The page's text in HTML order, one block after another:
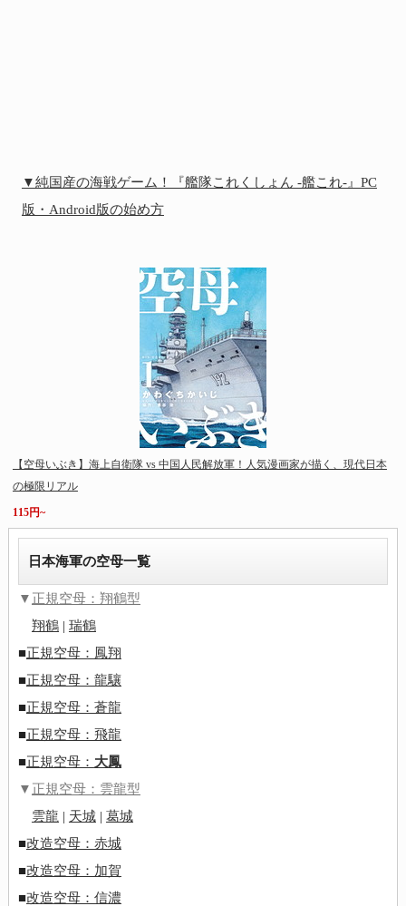
▼純国産の海戦ゲーム！『艦隊これくしょん -艦これ-』PC
版・Android版の始め方
【空母いぶき】海上自衛隊 vs 中国人民解放軍！人気漫画家が描く、現代日本
の極限リアル
115円~
日本海軍の空母一覧
▼ 正規空母：翔鶴型
翔鶴| 瑞鶴
■正規空母：鳳翔
■正規空母：龍驤
■正規空母：蒼龍
■正規空母：飛龍
■正規空母： 大鳳
▼ 正規空母：雲龍型
雲龍 | 天城| 葛城
■改造空母：赤城
■改造空母：加賀
■改造空母：信濃